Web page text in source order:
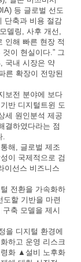
등 글로벌 선도
단축과 비용 절감
모델링 , 사후 개선 ,
인해 빠른 현장 적
것이 현실이다.” 그
국내 시장은 약
른 확장이 전망된
보전 분야에 보다
기반 디지털트윈 도
세 원인분석 제공
결하였다라는 점
.
해 , 글로벌 제조
이 국제적으로 검
이선스 비즈니스
전환을 가속화하
도할 기반을 마련
축 모델을 제시
을 디지털 환경에
하고 운영 리스크
화 ▲ 설비 노후화